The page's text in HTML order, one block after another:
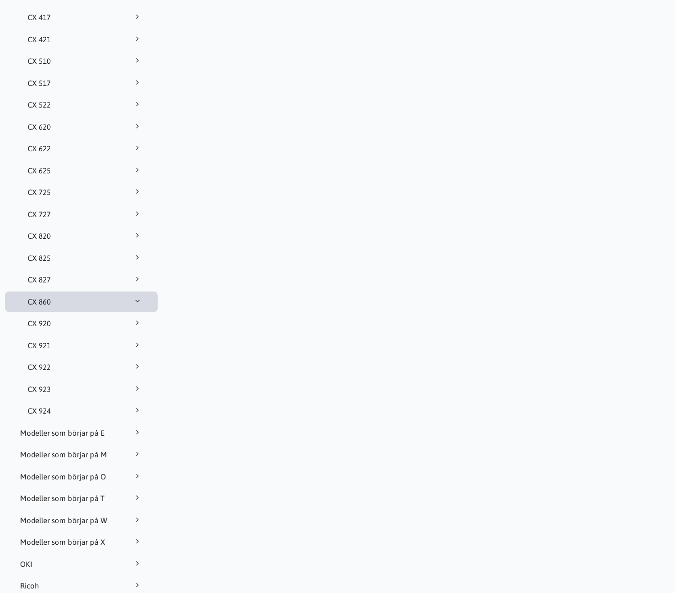
CX 417
CX 421
CX 510
CX 517
CX 522
CX 620
CX 622
CX 625
CX 725
CX 727
CX 820
CX 825
CX 827
CX 860
CX 920
CX 921
CX 922
CX 923
CX 924
Modeller som börjar på E
Modeller som börjar på M
Modeller som börjar på O
Modeller som börjar på T
Modeller som börjar på W
Modeller som börjar på X
OKI
Ricoh